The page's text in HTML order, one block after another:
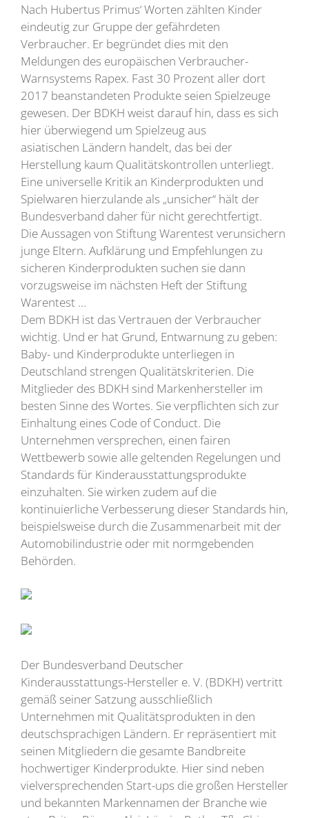
Nach Hubertus Primus‘ Worten zählten Kinder
eindeutig zur Gruppe der gefährdeten
Verbraucher. Er begründet dies mit den
Meldungen des europäischen Verbraucher-
Warnsystems Rapex. Fast 30 Prozent aller dort
2017 beanstandeten Produkte seien Spielzeuge
gewesen. Der BDKH weist darauf hin, dass es sich
hier überwiegend um Spielzeug aus
asiatischen Ländern handelt, das bei der
Herstellung kaum Qualitätskontrollen unterliegt.
Eine universelle Kritik an Kinderprodukten und
Spielwaren hierzulande als „unsicher“ hält der
Bundesverband daher für nicht gerechtfertigt.
Die Aussagen von Stiftung Warentest verunsichern
junge Eltern. Aufklärung und Empfehlungen zu
sicheren Kinderprodukten suchen sie dann
vorzugsweise im nächsten Heft der Stiftung
Warentest …
Dem BDKH ist das Vertrauen der Verbraucher
wichtig. Und er hat Grund, Entwarnung zu geben:
Baby- und Kinderprodukte unterliegen in
Deutschland strengen Qualitätskriterien. Die
Mitglieder des BDKH sind Markenhersteller im
besten Sinne des Wortes. Sie verpflichten sich zur
Einhaltung eines Code of Conduct. Die
Unternehmen versprechen, einen fairen
Wettbewerb sowie alle geltenden Regelungen und
Standards für Kinderausstattungsprodukte
einzuhalten. Sie wirken zudem auf die
kontinuierliche Verbesserung dieser Standards hin,
beispielsweise durch die Zusammenarbeit mit der
Automobilindustrie oder mit normgebenden
Behörden.
Der Bundesverband Deutscher
Kinderausstattungs-Hersteller e. V. (BDKH) vertritt
gemäß seiner Satzung ausschließlich
Unternehmen mit Qualitätsprodukten in den
deutschsprachigen Ländern. Er repräsentiert mit
seinen Mitgliedern die gesamte Bandbreite
hochwertiger Kinderprodukte. Hier sind neben
vielversprechenden Start-ups die großen Hersteller
und bekannten Markennamen der Branche wie